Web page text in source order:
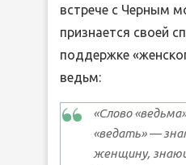
встрече с Черным
признается своей
поддержке
ведьм:
«Слово
«ведать» —
женщину,